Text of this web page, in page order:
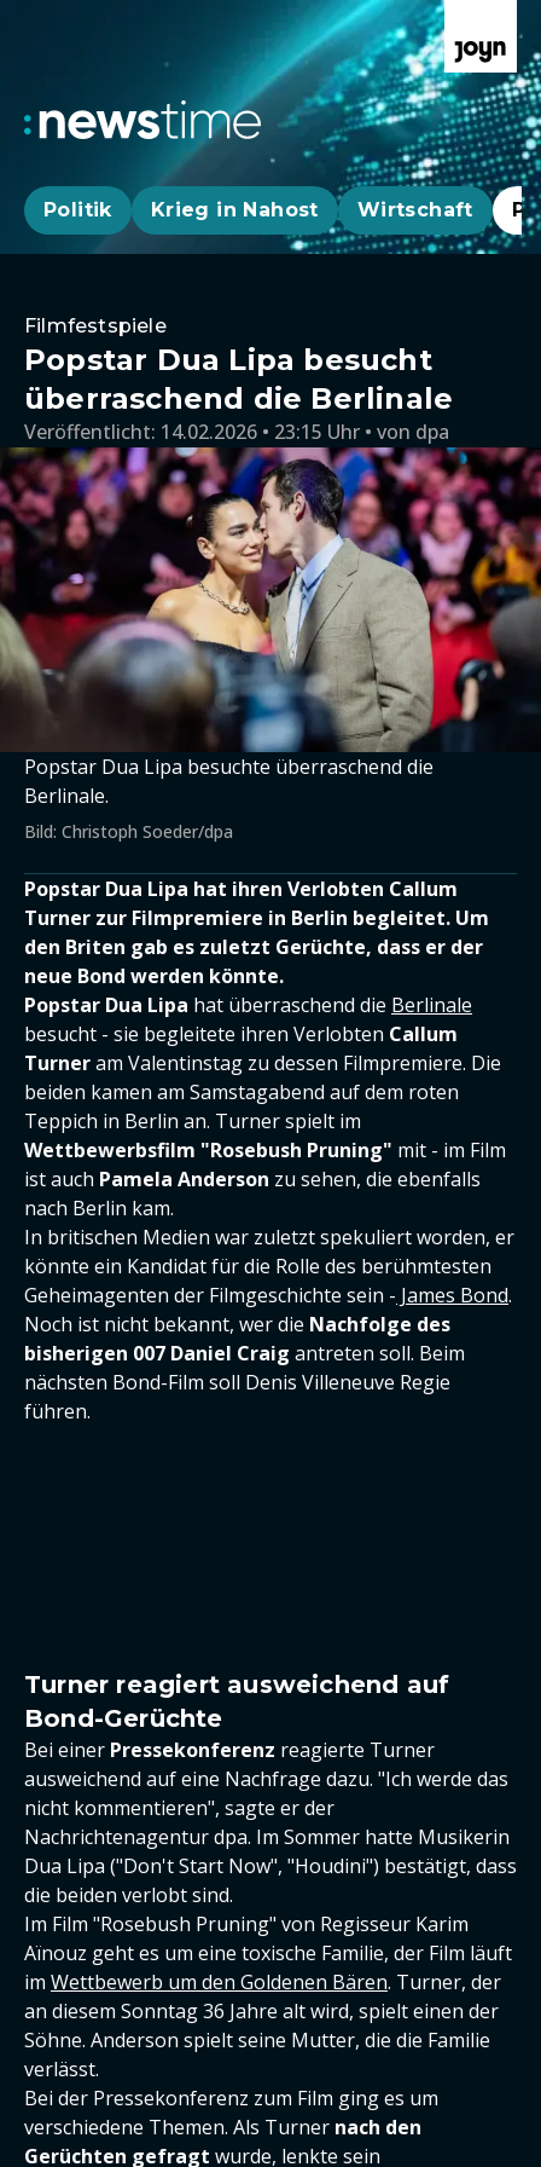
Politik Krieg in Nahost Wirtschaft
Filmfestspiele
Popstar Dua Lipa besucht
überraschend die Berlinale
Veröffentlicht: 14.02.2026 • 23:15 Uhr von dpa
Popstar Dua Lipa besuchte überraschend die
Berlinale.
Bild: Christoph Soeder/dpa
Popstar Dua Lipa hat ihren Verlobten Callum
Turner zur Filmpremiere in Berlin begleitet. Um
den Briten gab es zuletzt Gerüchte, dass er der
neue Bond werden könnte.
Popstar Dua Lipa hat überraschend die Berlinale
besucht - sie begleitete ihren Verlobten Callum
Turneram Valentinstag zu dessen Filmpremiere. Die
beiden kamen am Samstagabend auf dem roten
Teppich in Berlin an. Turner spielt im
Wettbewerbsfilm "Rosebush Pruning" mit - im Film
ist auch Pamela Anderson zu sehen, die ebenfalls
nach Berlin kam.
In britischen Medien war zuletzt spekuliert worden, er
könnte ein Kandidat für die Rolle des berühmtesten
Geheimagenten der Filmgeschichte sein - James Bond.
Noch ist nicht bekannt, wer die Nachfolge des
bisherigen 007 Daniel Craig antreten soll. Beim
nächsten Bond-Film soll Denis Villeneuve Regie
führen.
Turner reagiert ausweichend auf
Bond-Gerüchte
Bei einer Pressekonferenz reagierte Turner
ausweichend auf eine Nachfrage dazu. "Ich werde das
nicht kommentieren", sagte er der
Nachrichtenagentur dpa. Im Sommer hatte Musikerin
Dua Lipa ("Don't Start Now", "Houdini") bestätigt, dass
die beiden verlobt sind.
Im Film "Rosebush Pruning" von Regisseur Karim
Aïnouz geht es um eine toxische Familie, der Film läuft
im Wettbewerb um den Goldenen Bären. Turner, der
an diesem Sonntag 36 Jahre alt wird, spielt einen der
Söhne. Anderson spielt seine Mutter, die die Familie
verlässt.
Bei der Pressekonferenz zum Film ging es um
verschiedene Themen. Als Turner nach den
Gerüchten gefragt wurde, lenkte sein